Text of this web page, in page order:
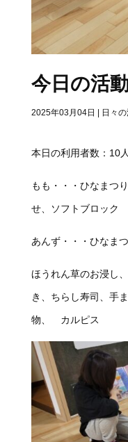
今日の活
2025年03月04日 日々
本日の利用者数：10
もも・・・ひなまつ
せ、ソフトブロック
あんず・・・ひなま
ほうれん草のお浸し
き、ちらし寿司、手
物、 カルピス